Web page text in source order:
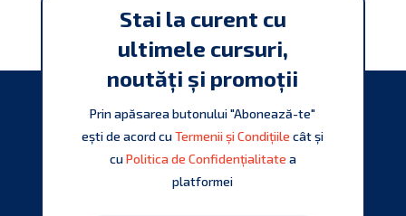
Stai la curent cu
ultimele cursuri,
noutăți și promoții
Prin apăsarea butonului "Abonează-te"
ești de acord cuTermenii și Condițiile cât și
cuPolitica de Confidențialitate a
platformei